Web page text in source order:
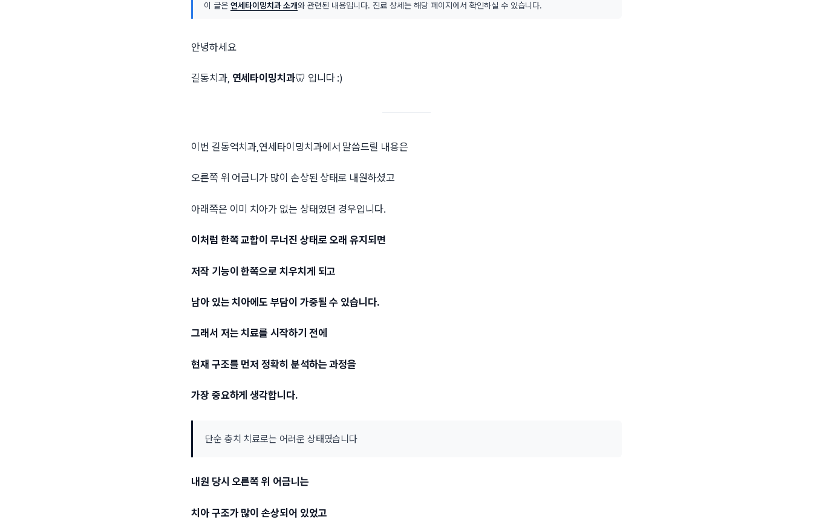
이 글은 연세타이밍치과 소개와 관련된 내용입니다. 진료 상세는 해당 페이지에서 확인하실 수 있습니다.
안녕하세요
길동치과, 연세타이밍치과🦷 입니다 :)
이번 길동역치과,연세타이밍치과에서 말씀드릴 내용은
오른쪽 위 어금니가 많이 손상된 상태로 내원하셨고
아래쪽은 이미 치아가 없는 상태였던 경우입니다.
이처럼 한쪽 교합이 무너진 상태로 오래 유지되면
저작 기능이 한쪽으로 치우치게 되고
남아 있는 치아에도 부담이 가중될 수 있습니다.
그래서 저는 치료를 시작하기 전에
현재 구조를 먼저 정확히 분석하는 과정을
가장 중요하게 생각합니다.
단순 충치 치료로는 어려운 상태였습니다
내원 당시 오른쪽 위 어금니는
치아 구조가 많이 손상되어 있었고